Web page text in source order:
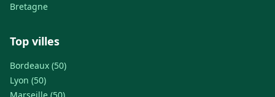
Bretagne
Top villes
Bordeaux (50)
Lyon (50)